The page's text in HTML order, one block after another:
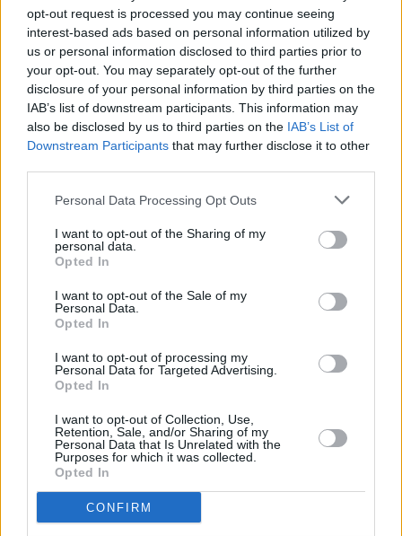
opt-out request is processed you may continue seeing
interest-based ads based on personal information utilized by
us or personal information disclosed to third parties prior to
your opt-out. You may separately opt-out of the further
disclosure of your personal information by third parties on the
IAB’s list of downstream participants. This information may
also be disclosed by us to third parties on the IAB’s List of
Downstream Participants that may further disclose it to other
Personal Data Processing Opt Outs
I want to opt-out of the Sharing of my
personal data.
Opted In
I want to opt-out of the Sale of my
Personal Data.
Opted In
I want to opt-out of processing my
Personal Data for Targeted Advertising.
Opted In
I want to opt-out of Collection, Use,
Retention, Sale, and/or Sharing of my
Personal Data that Is Unrelated with the
Purposes for which it was collected.
Opted In
CONFIRM
μέσο όρο 7-10 ημέρες μετά τη μόλυνση.